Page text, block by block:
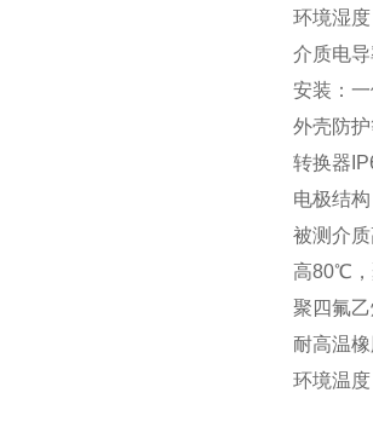
环境湿
介质电
安装：
外壳防
转换器
电极结
被测介
高80℃
聚四氟
耐高温
环境温